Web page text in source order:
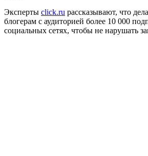
Эксперты click.ru рассказывают, что
блогерам с аудиторией более 10 000
социальных сетях, чтобы не нарушать